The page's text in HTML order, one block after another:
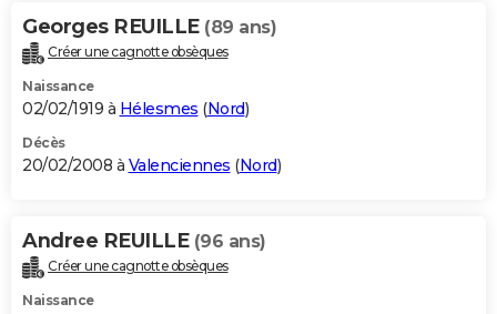
Georges REUILLE (89 ans)
Créer une cagnotte obsèques
Naissance
02/02/1919 à Hélesmes (Nord)
Décès
20/02/2008 à Valenciennes (Nord)
Andree REUILLE (96 ans)
Créer une cagnotte obsèques
Naissance